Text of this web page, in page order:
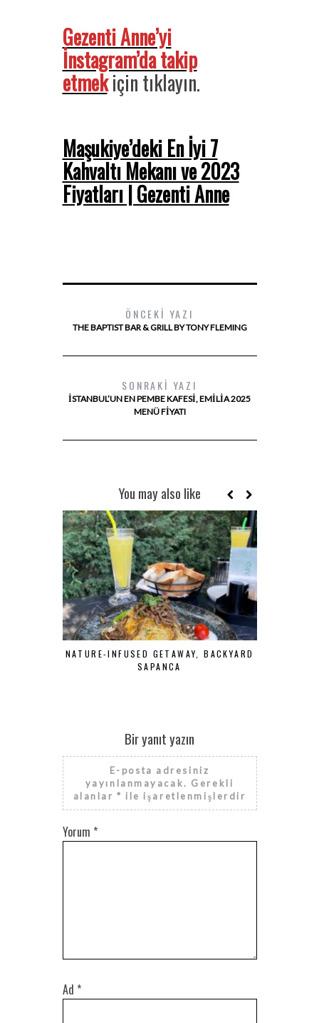
Gezenti Anne’yi
İnstagram’da takip
etmekiçin tıklayın.
Maşukiye’deki En İyi 7
Kahvaltı Mekanı ve 2023
Fiyatları | Gezenti Anne
ÖNCEKI YAZI
THE BAPTIST BAR & GRILL BY TONY FLEMING
SONRAKI YAZI
İSTANBUL’UN EN PEMBE KAFESI, EMILIA 2025
MENÜ FIYATI
You may also like
NATURE-INFUSED GETAWAY, BACKYARD
SAPANCA
Bir yanıt yazın
E-posta adresiniz
yayınlanmayacak. Gerekli
alanlar* ile işaretlenmişlerdir
Yorum *
Ad *